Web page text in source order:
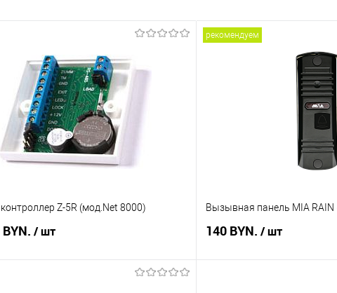
Z-5R (мод.Net 8000)
/ шт
рекомендуем
Вызывная панель MIA
140 BYN. / шт